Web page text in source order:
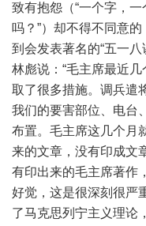
致有抱怨（“一个字，
吗？”）却不得不同意
到会发表著名的“五一八
林彪说：“毛主席最近
取了很多措施。调兵遣
我们的要害部位、电台
布置。毛主席这几个月
来的文章，没有印成文
有印出来的毛主席著作
好觉，这是很深刻很严
了马克思列宁主义理论